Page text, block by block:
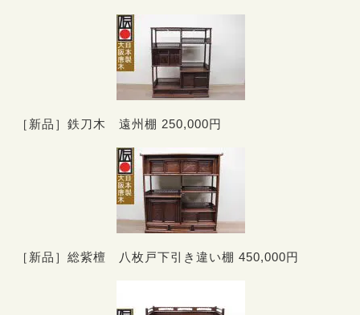
［新品］鉄刀木 遠州棚 250,000円
［新品］総紫檀 八枚戸下引き違い棚 450,000円